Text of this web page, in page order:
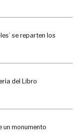
se reparten los
del Libro
un monumento